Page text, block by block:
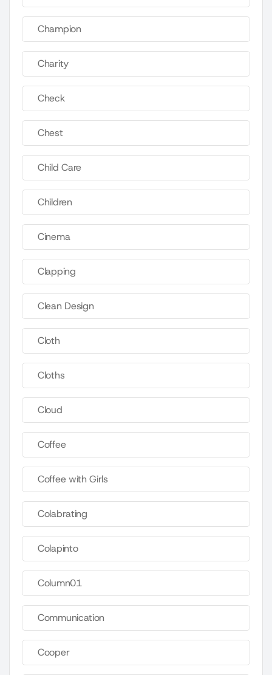
Champion
Charity
Check
Chest
Child Care
Children
Cinema
Clapping
Clean Design
Cloth
Cloths
Cloud
Coffee
Coffee with Girls
Colabrating
Colapinto
Column01
Communication
Cooper